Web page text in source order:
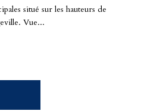
situé sur les hauteurs de
Vue...